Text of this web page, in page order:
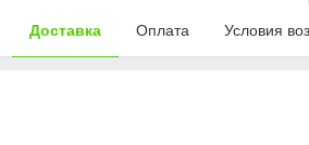
Доставка Оплата Условия